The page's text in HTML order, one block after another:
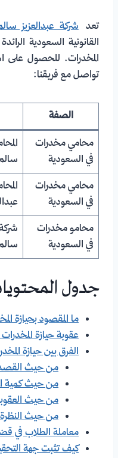
تعدشركة عبدالعزيز
القانونية السعودية
المخدرات. للحصول على
تواصل مع فريقنا:
الصفة
محامي مخدرات
في السعودية
محامي مخدرات
في السعودية
محامو مخدرات
في السعودية
جدول
ما المقصود بحيازة
عقوبة حيازة
الفرق بين حيازة
من حيث القصد
من حيث كمية
من حيث
من حيث النظرة
معاملة الطلاب في
كيف تثبت جهة